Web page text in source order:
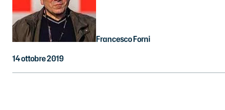
Francesco Forni
14 ottobre 2019